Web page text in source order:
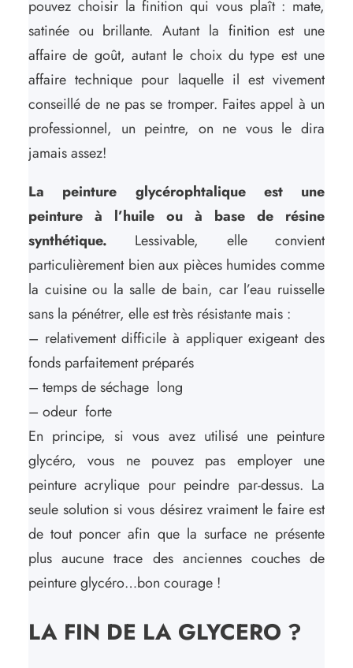
pouvez choisir la finition qui vous plaît : mate,
satinée ou brillante. Autant la finition est une
affaire de goût, autant le choix du type est une
affaire technique pour laquelle il est vivement
conseillé de ne pas se tromper. Faites appel à un
professionnel, un peintre, on ne vous le dira
jamais assez!
La peinture glycérophtalique est une
peinture à l’huile ou à base de résine
synthétique. Lessivable, elle convient
particulièrement bien aux pièces humides comme
la cuisine ou la salle de bain, car l’eau ruisselle
sans la pénétrer, elle est très résistante mais :
– relativement difficile à appliquer exigeant des
fonds parfaitement préparés
– temps de séchage long
– odeur forte
En principe, si vous avez utilisé une peinture
glycéro, vous ne pouvez pas employer une
peinture acrylique pour peindre par-dessus. La
seule solution si vous désirez vraiment le faire est
de tout poncer afin que la surface ne présente
plus aucune trace des anciennes couches de
peinture glycéro…bon courage !
LA FIN DE LA GLYCERO ?